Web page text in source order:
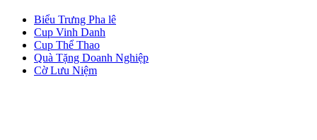
Biểu Trưng Pha lê
Cup Vinh Danh
Cup Thể Thao
Quà Tặng Doanh Nghiệp
Cờ Lưu Niệm